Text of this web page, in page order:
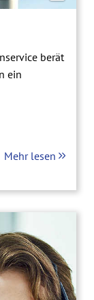
berät
ein
Mehr lesen